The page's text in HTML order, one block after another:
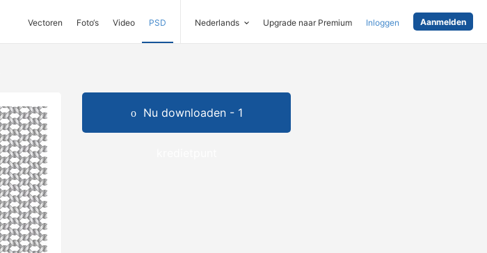
Vectoren Foto‘s Video PSD Nederlands Upgrade naar Premium Inloggen Aanmelden
Nu downloaden - 1